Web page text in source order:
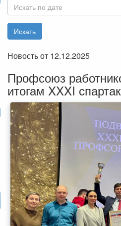
Новость от 12.12.2025
Профсоюз
итогам XXXI